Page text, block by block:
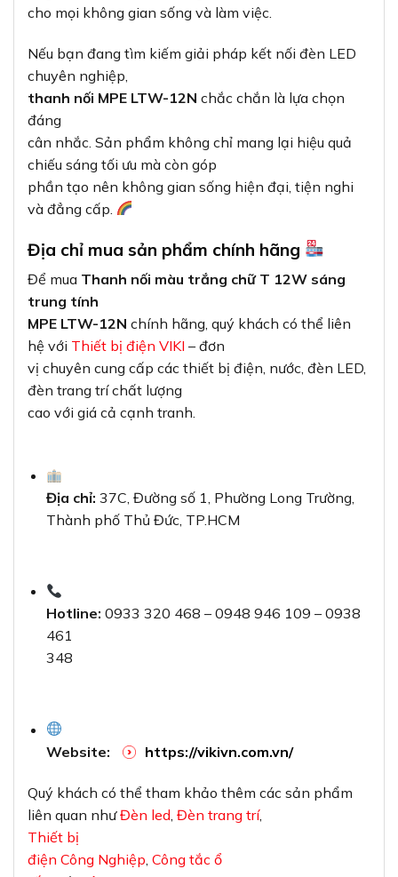
cho mọi không gian sống và làm việc.
Nếu bạn đang tìm kiếm giải pháp kết nối đèn LED
chuyên nghiệp,
thanh nối MPE LTW-12N chắc chắn là lựa chọn
đáng
cân nhắc. Sản phẩm không chỉ mang lại hiệu quả
chiếu sáng tối ưu mà còn góp
phần tạo nên không gian sống hiện đại, tiện nghi
và đẳng cấp.
Địa chỉ mua sản phẩm chính hãng
Để mua Thanh nối màu trắng chữ T 12W sáng
trung tính
MPE LTW-12N chính hãng, quý khách có thể liên
hệ với Thiết bị điện VIKI – đơn
vị chuyên cung cấp các thiết bị điện, nước, đèn LED,
đèn trang trí chất lượng
cao với giá cả cạnh tranh.
Địa chỉ: 37C, Đường số 1, Phường Long Trường,
Thành phố Thủ Đức, TP.HCM
Hotline: 0933 320 468 – 0948 946 109 – 0938
461
348
Website: https://vikivn.com.vn/
Quý khách có thể tham khảo thêm các sản phẩm
liên quan nhưĐèn led Đèn trang trí,
Thiết bị
điện Công Nghiệp Công tắc ổ